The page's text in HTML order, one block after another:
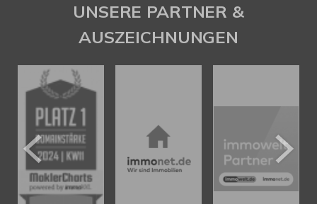
UNSERE PARTNER &
AUSZEICHNUNGEN